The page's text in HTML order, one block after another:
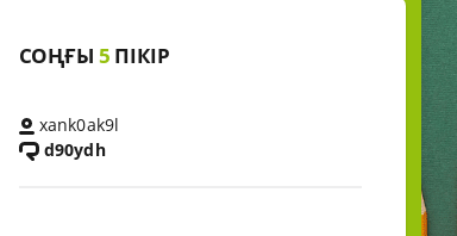
СОҢҒЫ 5 ПІКІР
xank0ak9l
d90ydh